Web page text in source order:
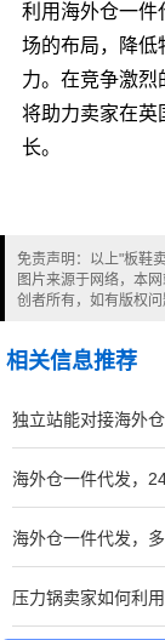
利用海外仓一件
场的布局，降低
力。在竞争激烈
将助力卖家在英
长。
免责声明：以上"板鞋
图片来源于网络，本
创者所有，如有版权问
相关信息推荐
独立站能对接海外
海外仓一件代发，
海外仓一件代发，多
压力锅卖家如何利